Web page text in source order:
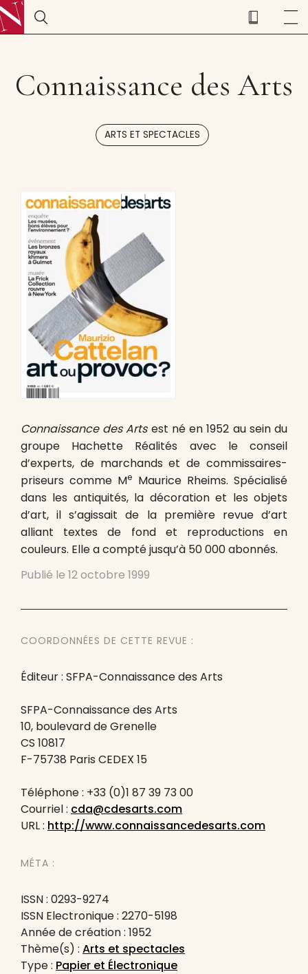
Connaissance des Arts
ARTS ET SPECTACLES
Connaissance des Artsest né en 1952 au sein du
groupe Hachette Réalités avec le conseil
d’experts, de marchands et de commissaires-
priseurs comme Me Maurice Rheims. Spécialisé
dans les antiquités, la décoration et les objets
d’art, il s’agissait de la première revue d’art
alliant textes de fond et reproductions en
couleurs. Elle a compté jusqu’à 50 000 abonnés.
Publié le 12 octobre 1999
COORDONNÉES DE CETTE REVUE :
Éditeur : SFPA-Connaissance des Arts
SFPA-Connaissance des Arts
10, boulevard de Grenelle
CS 10817
F-75738 Paris CEDEX 15
Téléphone : +33 (0)1 87 39 73 00
Courriel : cda@cdesarts.com
URL : http://www.connaissancedesarts.com
MÉTA :
ISSN : 0293-9274
ISSN Electronique : 2270-5198
Année de création : 1952
Thème(s) : Arts et spectacles
Type : Papier et Électronique